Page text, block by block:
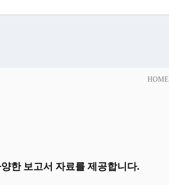
HOME
한 보고서 자료를 제공합니다.